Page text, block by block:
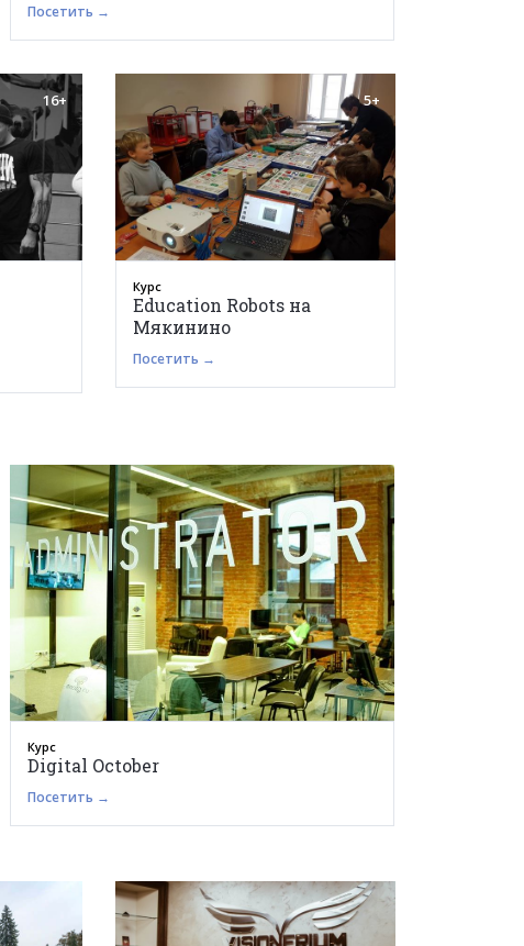
Посетить →
16+ 5+
Курс
Education Robots на
Мякинино
Посетить →
Курс
Digital October
Посетить →